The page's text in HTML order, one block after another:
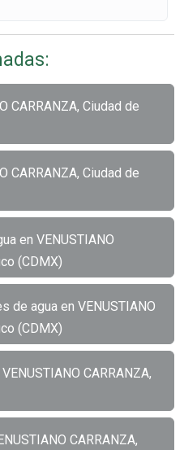
CARRANZA, Ciudad de
CARRANZA, Ciudad de
en VENUSTIANO
(CDMX)
de agua en VENUSTIANO
(CDMX)
CARRANZA,
CARRANZA,